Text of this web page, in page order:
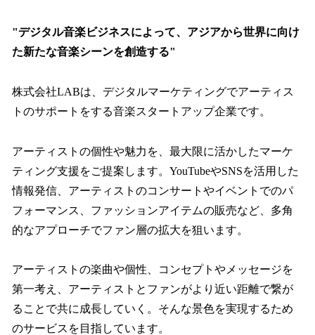
"デジタル音楽ビジネスによって、アジアから世界に向け
た新たな音楽シーンを創造する"
株式会社LABは、デジタルマーケティングでアーティス
トのサポートをする音楽スタートアップ企業です。
アーティストの個性や魅力を、最大限に活かしたマーケ
ティング支援をご提案します。YouTubeやSNSを活用した
情報発信、アーティストのコンサートやイベントでのパ
フォーマンス、ファッションアイテムの販売など、多角
的なアプローチでファン層の拡大を狙います。
アーティストの楽曲や個性、コンセプトやメッセージを
第一考え、アーティストとファンがより近い距離で繋が
ることで共に成長していく。そんな景色を実現するため
のサービスを目指しています。